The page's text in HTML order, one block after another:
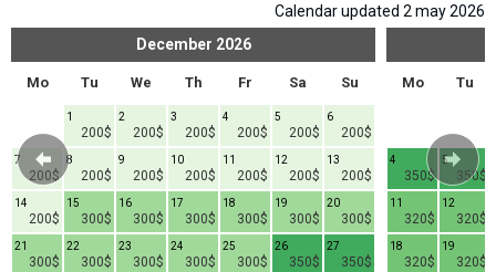
Calendar updated 2 may 2026
December 2026
Mo Tu We Th Fr Sa Su
200$
1
200$
2
200$
3
200$
4
200$
5
200$
6
200$
7
200$
8
200$
9
200$
10
200$
11
200$
12
200$
13
200$
14
300$
15
300$
16
300$
17
300$
18
300$
19
300$
20
300$
21
300$
22
300$
23
300$
24
300$
25
350$
26
350$
27
Mo Tu
350$
4
350$
5
320$
11
320$
12
320$
18
320$
19